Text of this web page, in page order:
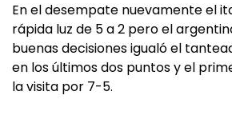
En el desempate nuevamente el
rápida luz de 5 a 2 pero el
buenas decisiones igualó el
en los últimos dos puntos y el
la visita por 7-5.